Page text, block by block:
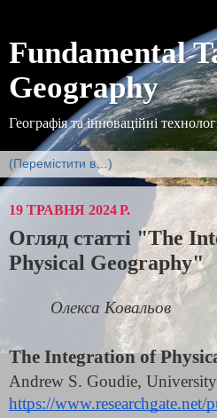
Fundamental
Geography
Географія та інноваційні
19 ТРАВНЯ 2024 Р.
Огляд статті "The
Physical Geography"
Олекса Ковальов
The Integration of
Andrew S. Goudie,
https://